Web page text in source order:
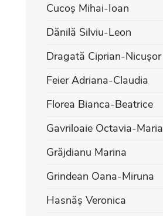
Cucoș Mihai-Ioan
Dănilă Silviu-Leon
Dragată Ciprian-Nicușor
Feier Adriana-Claudia
Florea Bianca-Beatrice
Gavriloaie Octavia-Maria
Grăjdianu Marina
Grindean Oana-Miruna
Hasnăș Veronica